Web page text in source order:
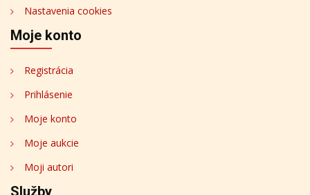
Nastavenia cookies
Moje konto
Registrácia
Prihlásenie
Moje konto
Moje aukcie
Moji autori
Služby